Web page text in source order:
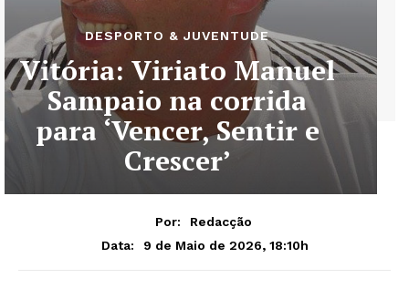
DESPORTO & JUVENTUDE
Vitória: Viriato Manuel
Sampaio na corrida
para ‘Vencer, Sentir e
Crescer’
Por:
Redacção
Data:
9 de Maio de 2026, 18:10h